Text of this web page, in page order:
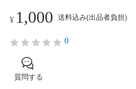
¥ 1,000 送料込み(出品者負担)
0
質問する